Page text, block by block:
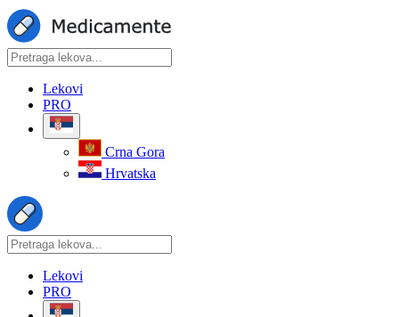
Lekovi
PRO
Crna Gora
Hrvatska
Lekovi
PRO